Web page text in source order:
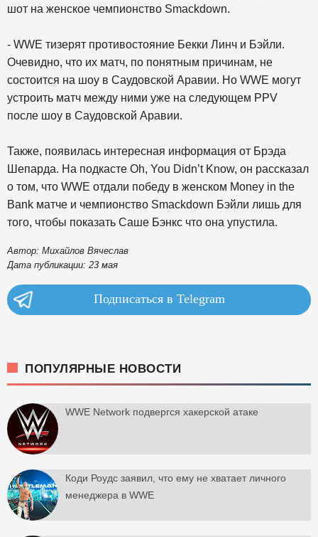
шот на женское чемпионство Smackdown.
- WWE тизерят противостояние Бекки Линч и Бэйли.
Очевидно, что их матч, по понятным причинам, не
состоится на шоу в Саудовской Аравии. Но WWE могут
устроить матч между ними уже на следующем PPV
после шоу в Саудовской Аравии.
Также, появилась интересная информация от Брэда
Шепарда. На подкасте Oh, You Didn’t Know, он рассказал
о том, что WWE отдали победу в женском Money in the
Bank матче и чемпионство Smackdown Бэйли лишь для
того, чтобы показать Саше Бэнкс что она упустила.
Автор: Михайлов Вячеслав
Дата публикации: 23 мая
Подписаться в Telegram
ПОПУЛЯРНЫЕ НОВОСТИ
WWE Network подвергся хакерской атаке
Коди Роудс заявил, что ему не хватает личного
менеджера в WWE